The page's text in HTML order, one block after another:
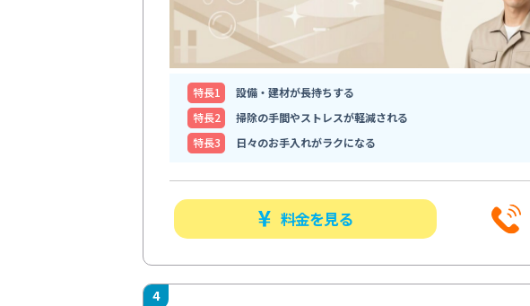
特⻑1
設備・建材が長持ちする
特⻑2
掃除の手間やストレスが軽減される
特⻑3
日々のお手入れがラクになる
料金を見る
4